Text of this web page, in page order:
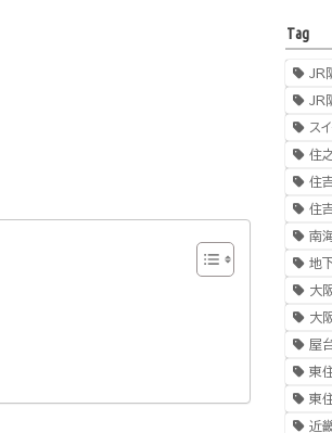
Tag
JR
JR
ス
住
住
住
南
地
大
大
屋
東
東
近